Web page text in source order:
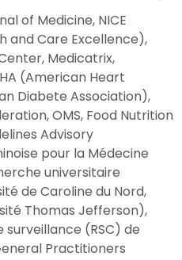
of Medicine, NICE
and Care Excellence),
Medicatrix,
(American Heart
Diabete Association),
OMS, Food Nutrition
Advisory
pour la Médecine
universitaire
de Caroline du Nord,
Thomas Jefferson),
(RSC) de
Practitioners